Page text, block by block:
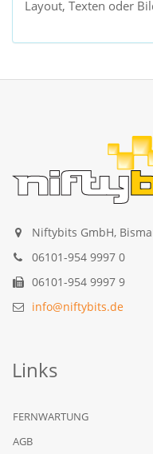
Layout, Texten oder
Niftybits GmbH,
06101-954 9997 0
06101-954 9997 9
info@niftybits.de
Links
FERNWARTUNG
AGB